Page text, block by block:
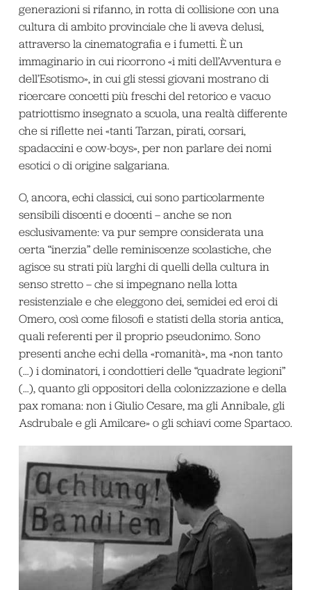
generazioni si rifanno, in rotta di collisione con una
cultura di ambito provinciale che li aveva delusi,
attraverso la cinematografia e i fumetti. È un
immaginario in cui ricorrono «i miti dell’Avventura e
dell’Esotismo», in cui gli stessi giovani mostrano di
ricercare concetti più freschi del retorico e vacuo
patriottismo insegnato a scuola, una realtà differente
che si riflette nei «tanti Tarzan, pirati, corsari,
spadaccini e cow-boys», per non parlare dei nomi
esotici o di origine salgariana.
O, ancora, echi classici, cui sono particolarmente
sensibili discenti e docenti – anche se non
esclusivamente: va pur sempre considerata una
certa “inerzia” delle reminiscenze scolastiche, che
agisce su strati più larghi di quelli della cultura in
senso stretto – che si impegnano nella lotta
resistenziale e che eleggono dei, semidei ed eroi di
Omero, così come filosofi e statisti della storia antica,
quali referenti per il proprio pseudonimo. Sono
presenti anche echi della «romanità», ma «non tanto
(…) i dominatori, i condottieri delle “quadrate legioni”
(…), quanto gli oppositori della colonizzazione e della
pax romana: non i Giulio Cesare, ma gli Annibale, gli
Asdrubale e gli Amilcare» o gli schiavi come Spartaco.